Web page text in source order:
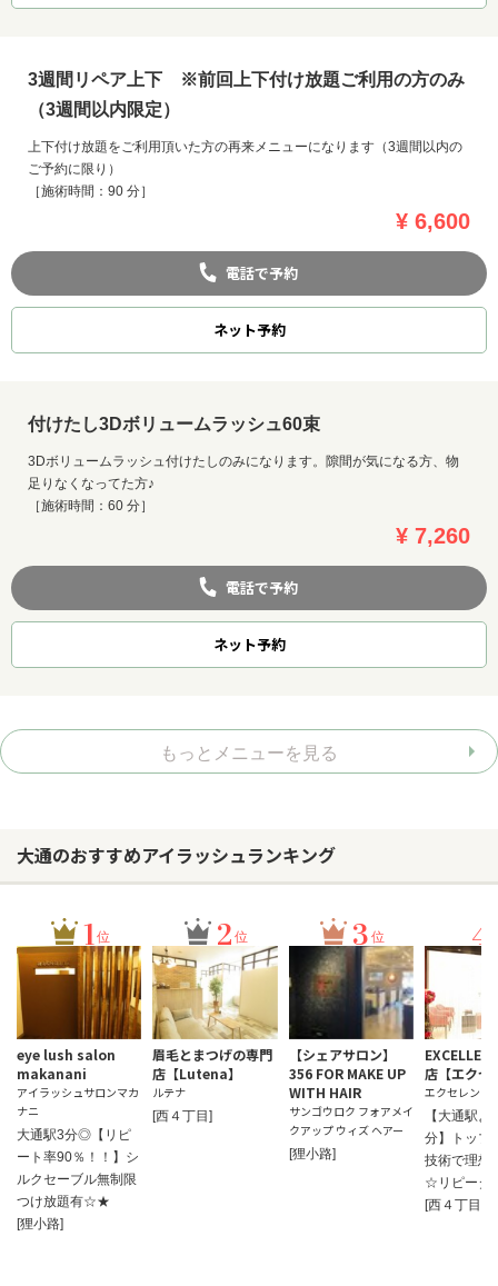
3週間リペア上下 ※前回上下付け放題ご利用の方のみ
（3週間以内限定）
上下付け放題をご利用頂いた方の再来メニューになります（3週間以内の
ご予約に限り）
［施術時間：90 分］
¥ 6,600
電話で予約
ネット予約
付けたし3Dボリュームラッシュ60束
3Dボリュームラッシュ付けたしのみになります。隙間が気になる方、物
足りなくなってた方♪
［施術時間：60 分］
¥ 7,260
電話で予約
ネット予約
もっとメニューを見る
大通のおすすめアイラッシュランキング
1位
eye lush salon
makanani
アイラッシュサロンマカ
ナニ
大通駅3分◎【リピ
ート率90％！！】シ
ルクセーブル無制限
つけ放題有☆★
[狸小路]
2 位
眉毛とまつげの専門
店【Lutena】
ルテナ
[西４丁目]
3 位
【シェアサロン】
356 FOR MAKE UP
WITH HAIR
サンゴウロク フォアメイ
クアップ ウィズ ヘアー
[狸小路]
4
店【エクセ
エクセレント
【大通駅よ
分】トップ
技術で理想
☆リピータ
[西４丁目]